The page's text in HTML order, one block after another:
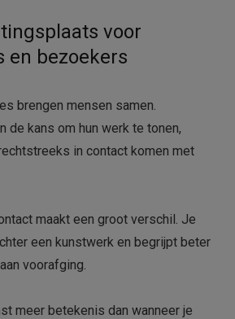
voor
en bezoekers
brengen mensen samen.
de kans om hun werk te tonen,
in contact komen met
maakt een groot verschil. Je
een kunstwerk en begrijpt beter
voorafging.
meer betekenis dan wanneer je